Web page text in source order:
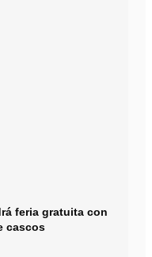
feria gratuita con
cascos